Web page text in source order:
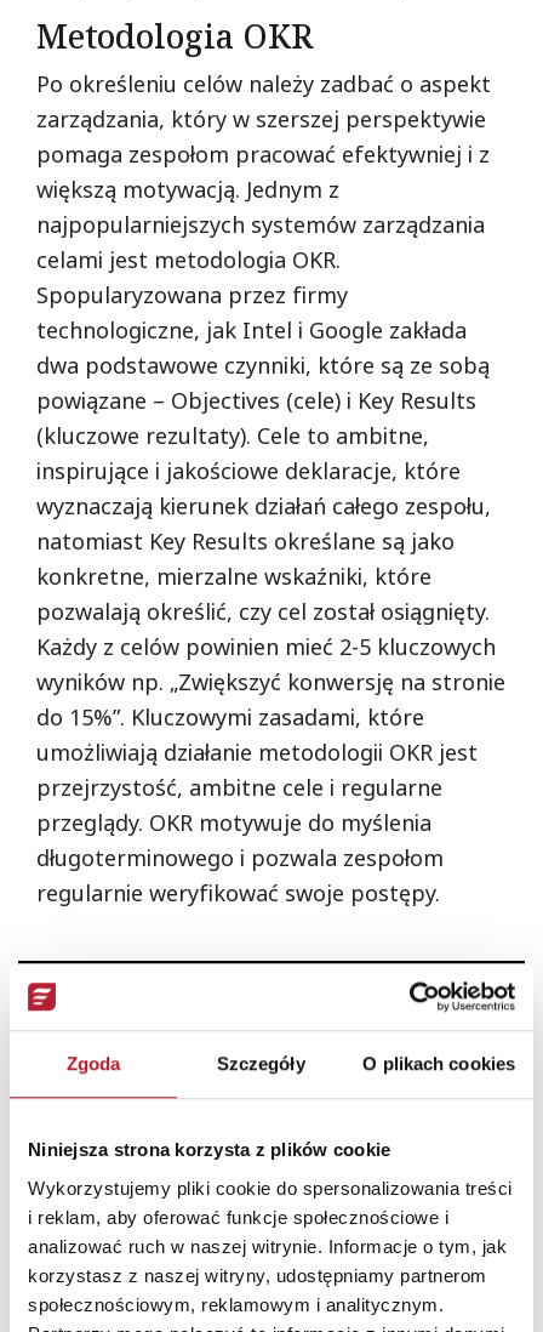
Zgoda Szczegóły O plikach cookies
Niniejsza strona korzysta z plików cookie
Wykorzystujemy pliki cookie do spersonalizowania treści
i reklam, aby oferować funkcje społecznościowe i
analizować ruch w naszej witrynie. Informacje o tym, jak
korzystasz z naszej witryny, udostępniamy partnerom
społecznościowym, reklamowym i analitycznym.
Metodologia OKR
Po określeniu celów należy zadbać o aspekt
zarządzania, który w szerszej perspektywie
pomaga zespołom pracować efektywniej i z
większą motywacją. Jednym z
najpopularniejszych systemów zarządzania
celami jest metodologia OKR.
Spopularyzowana przez firmy
technologiczne, jak Intel i Google zakłada
dwa podstawowe czynniki, które są ze sobą
powiązane – Objectives (cele) i Key Results
(kluczowe rezultaty). Cele to ambitne,
inspirujące i jakościowe deklaracje, które
wyznaczają kierunek działań całego zespołu,
natomiast Key Results określane są jako
konkretne, mierzalne wskaźniki, które
pozwalają określić, czy cel został osiągnięty.
Każdy z celów powinien mieć 2-5 kluczowych
wyników np. „Zwiększyć konwersję na stronie
do 15%”. Kluczowymi zasadami, które
umożliwiają działanie metodologii OKR jest
przejrzystość, ambitne cele i regularne
przeglądy. OKR motywuje do myślenia
długoterminowego i pozwala zespołom
regularnie weryfikować swoje postępy.
Kultura Innowacyjna
Firmy
Poznaj sekret efektywnych i zaangażowanych
zespołów. Zapraszamy na praktyczny kurs
przygotowany z dr Iwo Zmyślonym.
Rozpocznij kurs